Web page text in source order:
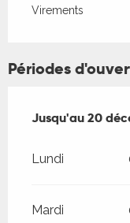
Virements
Périodes
Du20 mars
Jusqu'au20
Lundi
Mardi